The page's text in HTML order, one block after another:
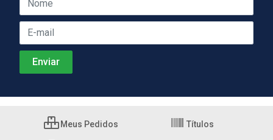
Meus Pedidos Títulos